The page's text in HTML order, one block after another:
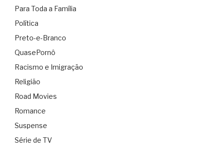
Para Toda a Família
Política
Preto-e-Branco
QuasePornô
Racismo e Imigração
Religião
Road Movies
Romance
Suspense
Série de TV